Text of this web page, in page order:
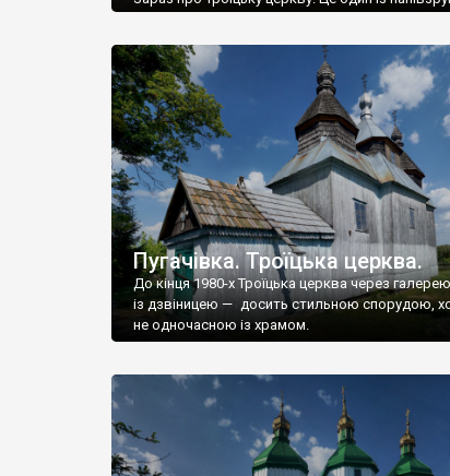
гетьманом Іваном Мазепою і вона значно
Троїцька церква у Гостролуччі поки
забутою. Її збудував на […]
Пугачівка. Троїцька церква.
До кінця 1980-х Троїцька церква через
із дзвіницею — досить стильною спорудою,
не одночасною із храмом.